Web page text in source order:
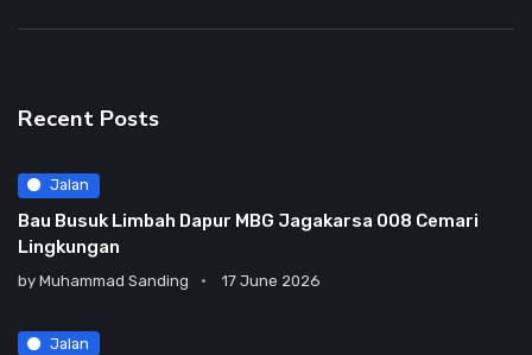
Recent Posts
Jalan
Bau Busuk Limbah Dapur MBG Jagakarsa 008 Cemari
Lingkungan
by Muhammad Sanding 17 June 2026
Jalan